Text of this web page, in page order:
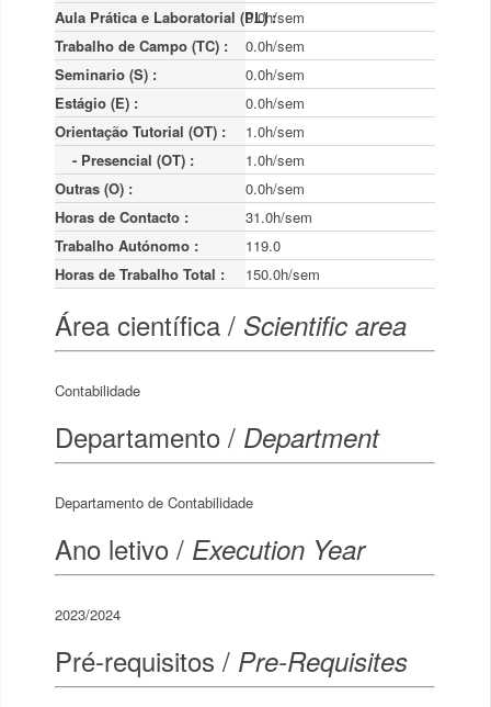
Aula Prática e Laboratorial (PL) :0.0h/sem
Trabalho de Campo (TC) :
0.0h/sem
Seminario (S) :
0.0h/sem
Estágio (E) :
0.0h/sem
Orientação Tutorial (OT) :
1.0h/sem
    - Presencial (OT) :
1.0h/sem
Outras (O) :
0.0h/sem
Horas de Contacto :
31.0h/sem
Trabalho Autónomo :
119.0
Horas de Trabalho Total :
150.0h/sem
Área científica / Scientific area
Contabilidade
Departamento / Department
Departamento de Contabilidade
Ano letivo / Execution Year
2023/2024
Pré-requisitos / Pre-Requisites